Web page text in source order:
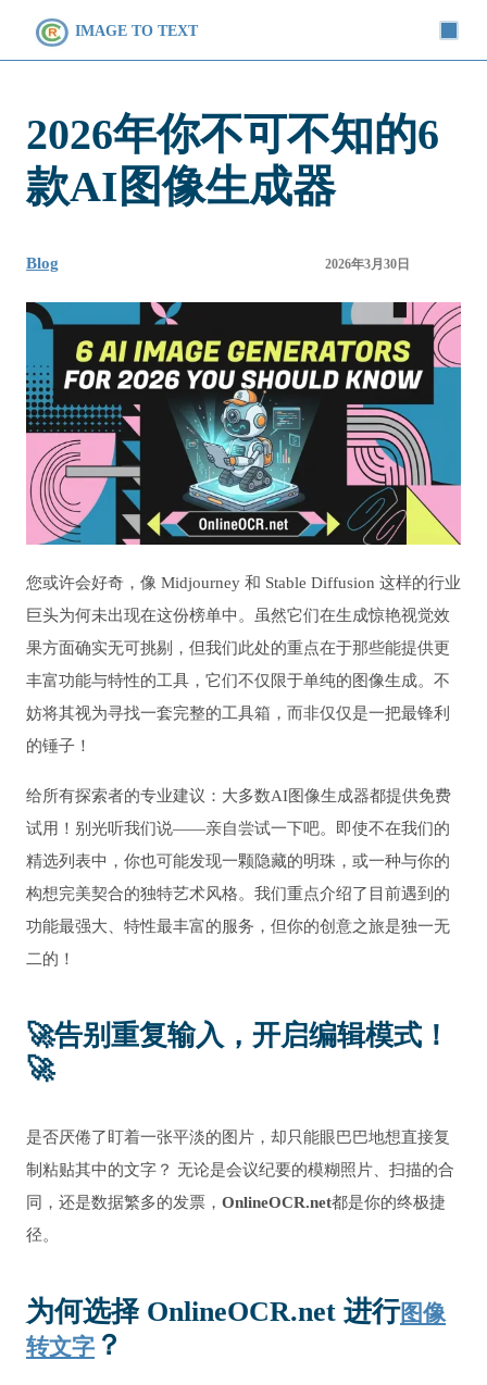
IMAGE TO TEXT
2026年你不可不知的6
款AI图像生成器
Blog 2026年3月30日
您或许会好奇，像 Midjourney 和 Stable Diffusion 这样的行业
巨头为何未出现在这份榜单中。虽然它们在生成惊艳视觉效
果方面确实无可挑剔，但我们此处的重点在于那些能提供更
丰富功能与特性的工具，它们不仅限于单纯的图像生成。不
妨将其视为寻找一套完整的工具箱，而非仅仅是一把最锋利
的锤子！
给所有探索者的专业建议：大多数AI图像生成器都提供免费
试用！别光听我们说——亲自尝试一下吧。即使不在我们的
精选列表中，你也可能发现一颗隐藏的明珠，或一种与你的
构想完美契合的独特艺术风格。我们重点介绍了目前遇到的
功能最强大、特性最丰富的服务，但你的创意之旅是独一无
二的！
🚀告别重复输入，开启编辑模式！
🚀
是否厌倦了盯着一张平淡的图片，却只能眼巴巴地想直接复
制粘贴其中的文字？ 无论是会议纪要的模糊照片、扫描的合
同，还是数据繁多的发票， OnlineOCR.net都是你的终极捷
径。
为何选择 OnlineOCR.net 进行图像
转文字 ？